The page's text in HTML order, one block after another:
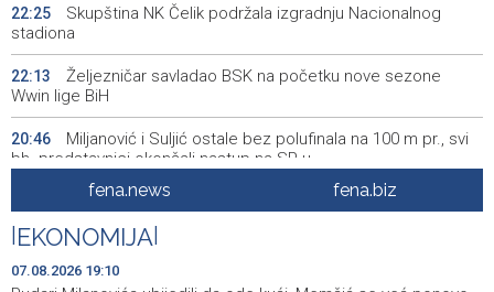
22:25
Skupština NK Čelik podržala izgradnju Nacionalnog
stadiona
22:13
Željezničar savladao BSK na početku nove sezone
Wwin lige BiH
20:46
Miljanović i Suljić ostale bez polufinala na 100 m pr., svi
bh. predstavnici okončali nastup na SP-u
Bačena eksplozivna naprava na ugostiteljski objekt u
Vitezu, u Novom Travniku zapaljen Golf
20:01
Galerija ULUPUBiH otvara novu izlagačku sezonu,
predstavlja novi izlagački program
fena.news fena.biz
EKONOMIJA
07.08.2026 19:10